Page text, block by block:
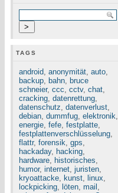
TAGS
android, anonymität, auto,
backup, bahn, bruce
schneier, ccc, cctv, chat,
cracking, datenrettung,
datenschutz, datenverlust,
debian, dummfug, elektronik,
energie, fefe, festplatte,
festplattenverschlüsselung,
flattr, forensik, gps,
hackaday, hacking,
hardware, historisches,
humor, internet, juristen,
kryoattacke, kunst, linux,
lockpicking, löten, mail ,